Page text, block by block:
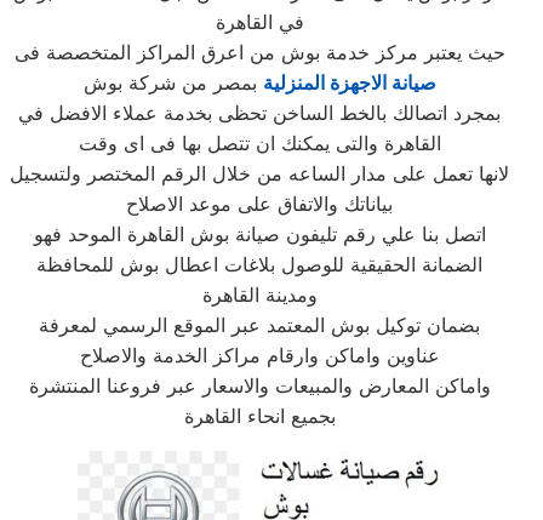
في القاهرة
حيث يعتبر مركز خدمة بوش من اعرق المراكز المتخصصة فى
صيانة الاجهزة المنزلية بمصر من شركة بوش
بمجرد اتصالك بالخط الساخن تحظى بخدمة عملاء الافضل في
القاهرة والتى يمكنك ان تتصل بها فى اى وقت
لانها تعمل على مدار الساعه من خلال الرقم المختصر ولتسجيل
بياناتك والاتفاق على موعد الاصلاح
اتصل بنا علي رقم تليفون صيانة بوش القاهرة الموحد فهو
الضمانة الحقيقية للوصول بلاغات اعطال بوش للمحافظة
ومدينة القاهرة
بضمان توكيل بوش المعتمد عبر الموقع الرسمي لمعرفة
عناوين واماكن وارقام مراكز الخدمة والاصلاح
واماكن المعارض والمبيعات والاسعار عبر فروعنا المنتشرة
بجميع انحاء القاهرة